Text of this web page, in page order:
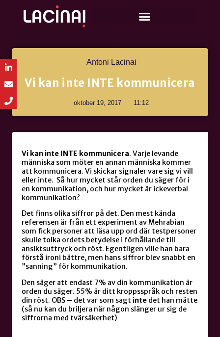
Antoni Lacinai
Vi kan inte INTE kommunicera
oktober 19, 2017 11:12
Vi kan inte INTE kommunicera. Varje levande
människa som möter en annan människa kommer
att kommunicera. Vi skickar signaler vare sig vi vill
eller inte. Så hur mycket står orden du säger för i
en kommunikation, och hur mycket är ickeverbal
kommunikation?
Det finns olika siffror på det. Den mest kända
referensen är från ett experiment av Mehrabian
som fick personer att läsa upp ord där testpersoner
skulle tolka ordets betydelse i förhållande till
ansiktsuttryck och röst. Egentligen ville han bara
förstå ironi bättre, men hans siffror blev snabbt en
”sanning” för kommunikation.
Den säger att endast 7% av din kommunikation är
orden du säger. 55% är ditt kroppsspråk och resten
din röst. OBS – det var som sagt inte det han mätte
(så nu kan du briljera när någon slänger ur sig de
siffrorna med tvärsäkerhet)